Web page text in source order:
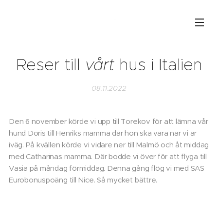
Reser till vårthus i Italien
08.11.2022
Den 6 november körde vi upp till Torekov för att lämna vår
hund Doris till Henriks mamma där hon ska vara när vi är
iväg. På kvällen körde vi vidare ner till Malmö och åt middag
med Catharinas mamma. Där bodde vi över för att flyga till
Vasia på måndag förmiddag. Denna gång flög vi med SAS
Eurobonuspoäng till Nice. Så mycket bättre.